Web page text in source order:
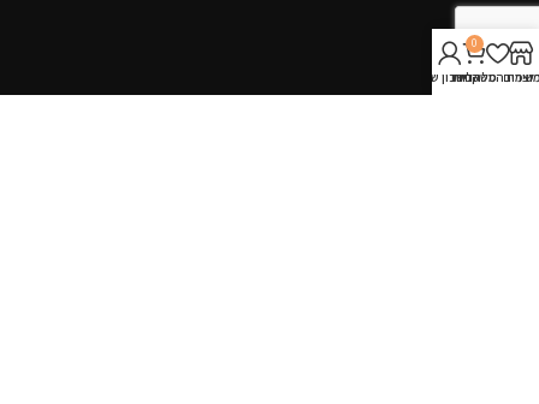
קישורים
אודותמוצריםהמשאלות
0
סל קניות
החשבון שלי